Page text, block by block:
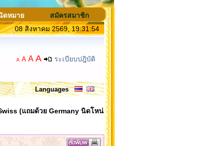
ดหมาย
สมัครสมาชิก
08 สิงหาคม 2569, 19:31:54
A A A A ระเบียบปฎิบัติ
Languages
(แถมด้วย Germany นิดโหน่